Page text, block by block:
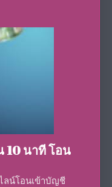
10 นาที โอน
ลน์โอนเข้าบัญชี